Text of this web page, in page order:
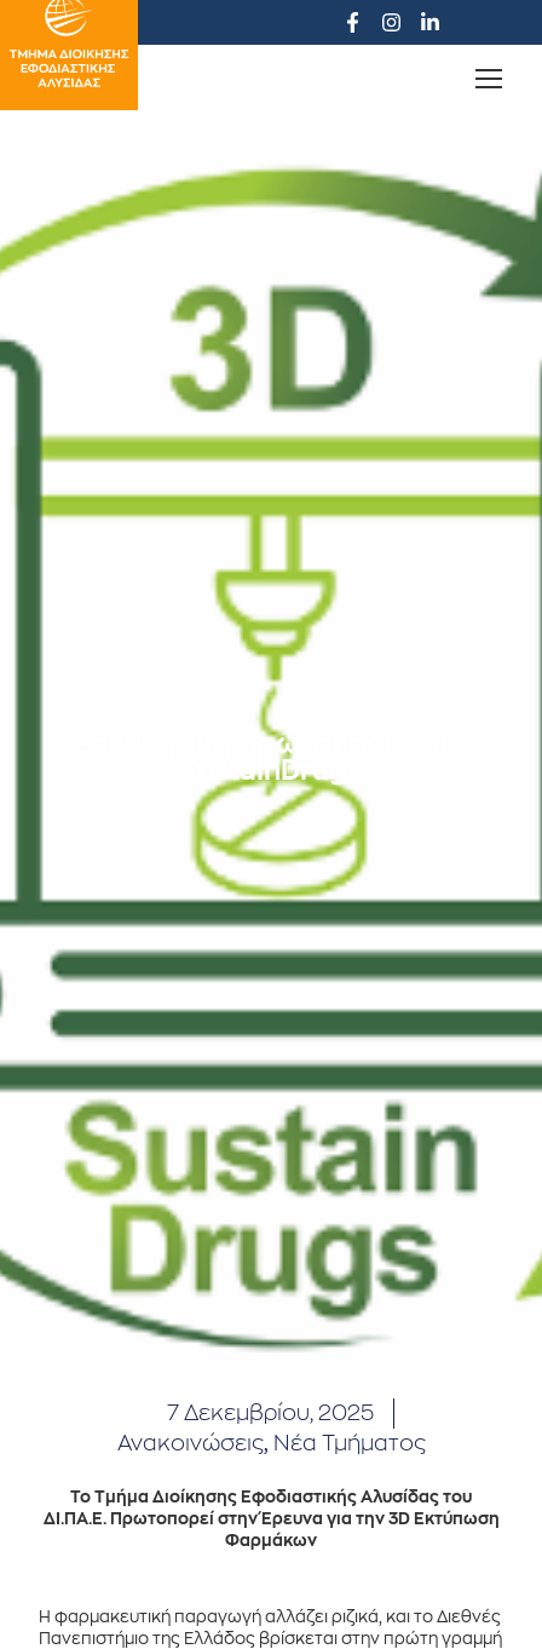
Ερευνητική Πρωτοπορία, 3D-
SustainDrugs
7 Δεκεμβρίου, 2025
Ανακοινώσεις, Νέα Τμήματος
Το Τμήμα Διοίκησης Εφοδιαστικής Αλυσίδας του
ΔΙ.ΠΑ.Ε. Πρωτοπορεί στην Έρευνα για την 3D Εκτύπωση
Φαρμάκων
Η φαρμακευτική παραγωγή αλλάζει ριζικά, και το Διεθνές
Πανεπιστήμιο της Ελλάδος βρίσκεται στην πρώτη γραμμή